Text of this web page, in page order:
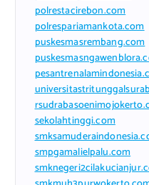
polrestacirebon.com
polrespariamankota.com
puskesmasrembang.com
sekolahtinggi.com
smpgamalielpalu.com